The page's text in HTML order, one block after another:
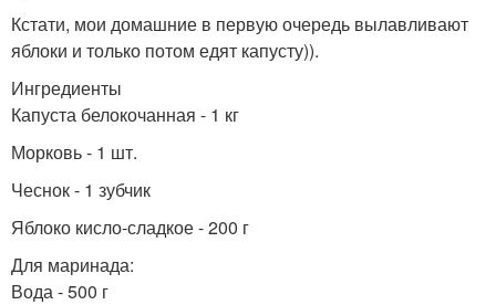
Кстати, мои домашние в первую очередь вылавливают
яблоки и только потом едят капусту)).
Ингредиенты
Капуста белокочанная - 1 кг
Морковь - 1 шт.
Чеснок - 1 зубчик
Яблоко кисло-сладкое - 200 г
Для маринада:
Вода - 500 г